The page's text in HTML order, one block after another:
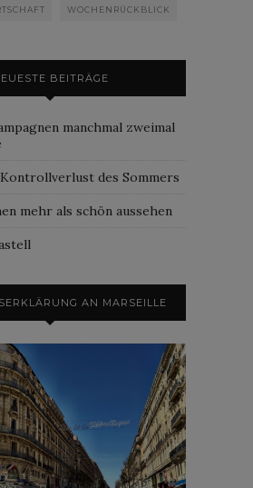
WOCHENRÜCKBLICK
BEITRÄGE
manchmal zweimal
des Sommers
mehr als schön aussehen
AN MARSEILLE